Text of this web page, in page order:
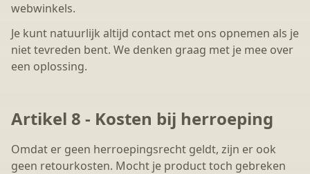
webwinkels.
Je kunt natuurlijk altijd contact met ons opnemen als je
niet tevreden bent. We denken graag met je mee over
een oplossing.
Artikel 8 - Kosten bij herroeping
Omdat er geen herroepingsrecht geldt, zijn er ook
geen retourkosten. Mocht je product toch gebreken